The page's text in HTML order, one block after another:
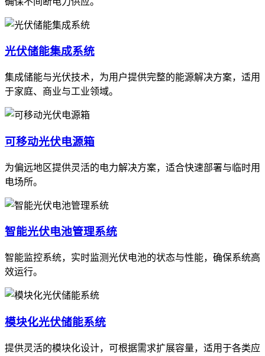
光伏储能集成系统
集成储能与光伏技术，为用户提供完整的能源解决方案，适用
于家庭、商业与工业领域。
可移动光伏电源箱
为偏远地区提供灵活的电力解决方案，适合快速部署与临时用
电场所。
智能光伏电池管理系统
智能监控系统，实时监测光伏电池的状态与性能，确保系统高
效运行。
模块化光伏储能系统
提供灵活的模块化设计，可根据需求扩展容量，适用于各类应